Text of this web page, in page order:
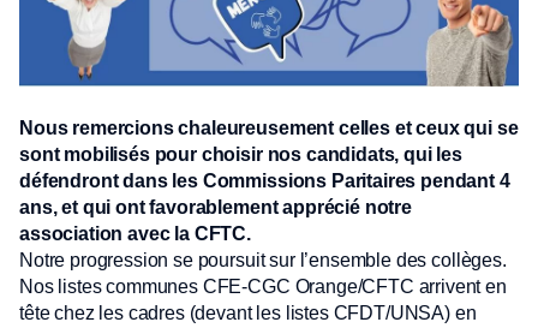
Nous remercions chaleureusement celles et ceux qui se
sont mobilisés pour choisir nos candidats, qui les
défendront dans les Commissions Paritaires pendant 4
ans, et qui ont favorablement apprécié notre
association avec la CFTC.
Notre progression se poursuit sur l’ensemble des collèges.
Nos listes communes CFE-CGC Orange/CFTC arrivent en
tête chez les cadres (devant les listes CFDT/UNSA) en